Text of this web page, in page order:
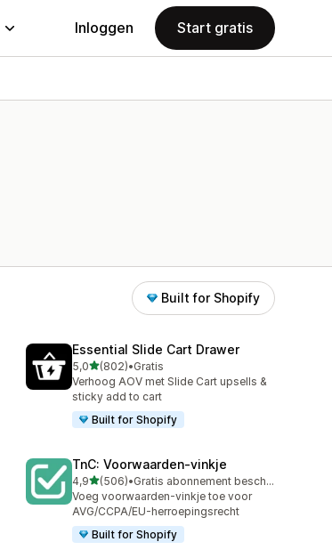
Inloggen Start gratis
Built for Shopify
Essential Slide Cart Drawer
5,0van 5 sterren
(802)
802 recensies in totaal
•Gratis
Verhoog AOV met Slide Cart upsells &
sticky add to cart
Built for Shopify
TnC: Voorwaarden‑vinkje
4,9van 5 sterren
(506)
506 recensies in totaal
•
Gratis abonnement beschikbaar
Voeg voorwaarden-vinkje toe voor
AVG/CCPA/EU-herroepingsrecht
Built for Shopify